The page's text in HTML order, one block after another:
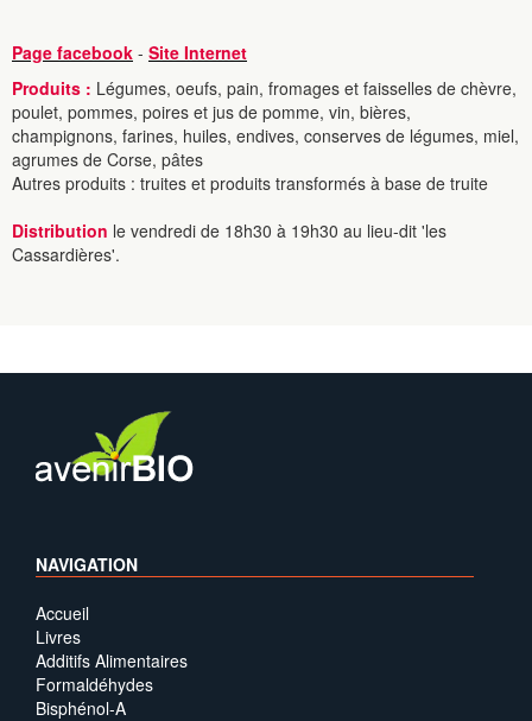
Page facebook - Site Internet
Produits : Légumes, oeufs, pain, fromages et faisselles de chèvre,
poulet, pommes, poires et jus de pomme, vin, bières,
champignons, farines, huiles, endives, conserves de légumes, miel,
agrumes de Corse, pâtes
Autres produits : truites et produits transformés à base de truite
Distribution le vendredi de 18h30 à 19h30 au lieu-dit 'les
Cassardières'.
NAVIGATION
Accueil
Livres
Additifs Alimentaires
Formaldéhydes
Bisphénol-A